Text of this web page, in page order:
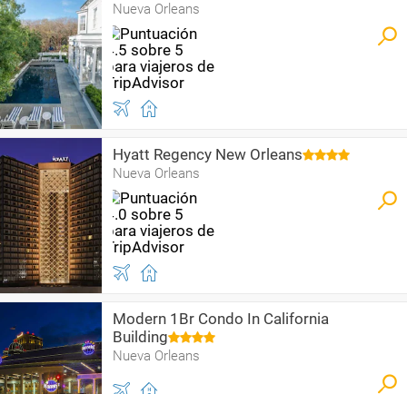
Nueva Orleans
Hyatt Regency New Orleans
Nueva Orleans
Modern 1Br Condo In California
Building
Nueva Orleans